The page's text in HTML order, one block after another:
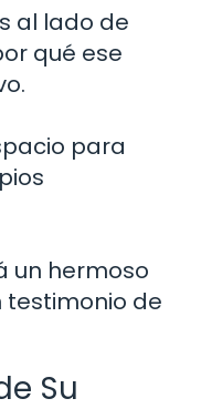
al lado de
qué ese
para
un hermoso
testimonio de
Su